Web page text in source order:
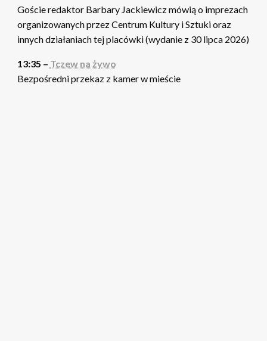
Goście redaktor Barbary Jackiewicz mówią o imprezach
organizowanych przez Centrum Kultury i Sztuki oraz
innych działaniach tej placówki (wydanie z 30 lipca 2026)
13:35 – Tczew na żywo
Bezpośredni przekaz z kamer w mieście